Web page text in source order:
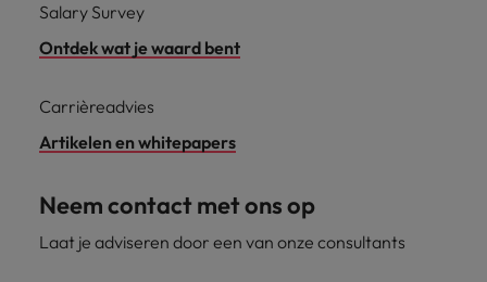
Salary Survey
Ontdek wat je waard bent
Carrièreadvies
Artikelen en whitepapers
Neem contact met ons op
Laat je adviseren door een van onze consultants